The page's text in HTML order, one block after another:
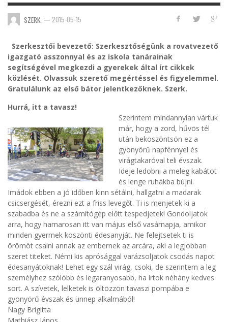
SZERK. — 2015-05-15
Szerkesztői bevezető: Szerkesztőségünk a rovatvezető
igazgató asszonnyal és az iskola tanárainak
segítségével megkezdi a gyerekek által írt cikkek
közlését. Olvassuk szerető megértéssel és figyelemmel.
Gratulálunk az első bátor jelentkezőknek. Szerk.
Hurrá, itt a tavasz!
Szerintem mindannyian vártuk
már, hogy a zord, hűvös tél
után beköszöntsön ez a
gyönyörű napfénnyel és
virágtakaróval teli évszak.
Ideje ledobni a meleg kabátot
és lenge ruhákba bújni.
Imádok ebben a jó időben kinn sétálni, hallgatni a madarak
csicsergését, érezni ezt a friss levegőt. Ti is menjetek ki a
szabadba és ne a számítógép előtt tespedjetek! Gondoljatok
arra, hogy hamarosan itt van május első vasárnapja, amikor
minden gyermek köszönti édesanyját. Ne felejtsetek ti is
örömöt csalni annak az embernek az arcára, aki a legjobban
szeret titeket. Némi kis aprósággal varázsoljatok csodás napot
édesanyátoknak! Lehet egy szál virág, csoki, de szerintem a leg
személyhez szólóbb és legaranyosabb, ha írtok néhány kedves
sort. A szívetek, lelketek is öltözzön tavaszi pompába e
gyönyörű évszak és ünnep alkalmából!
Nagy Brigitta